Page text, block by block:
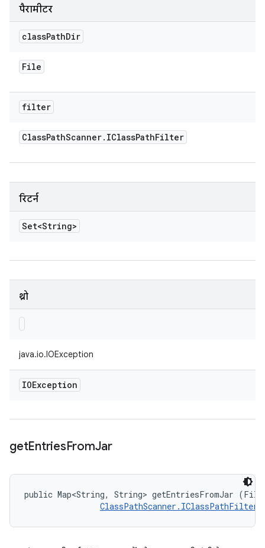
पैरामीटर
classPathDir
File
filter
ClassPathScanner. IClassPathFilter
रिटर्न
Set<String>
थ्रो
java.io.IOException
IOException
getEntriesFromJar
public Map<String, String> getEntriesFromJar
ClassPathScanner.IClassPathFilter